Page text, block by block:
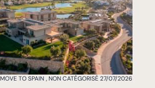
MOVE TO SPAIN , NON CATÉGORISÉ 27/07/2026